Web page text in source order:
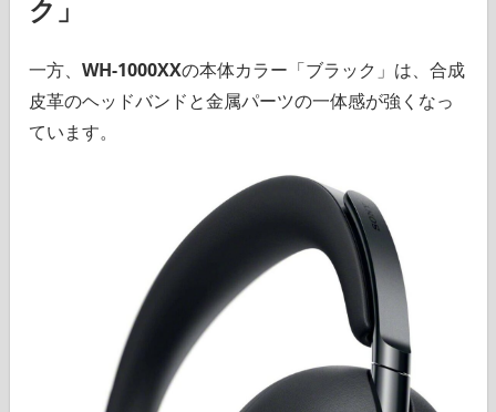
ク」
一方、 WH-1000XXの本体カラー「ブラック」は、合成
皮革のヘッドバンドと金属パーツの一体感が強くなっ
ています。